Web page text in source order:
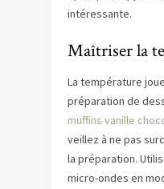
intéressante.
Maîtriser la
La température
préparation de
muffins vanille
veillez à ne pas
la préparation.
micro-ondes en